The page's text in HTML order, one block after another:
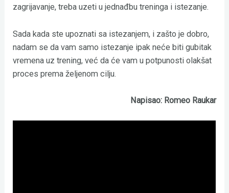
zagrijavanje, treba uzeti u jednađbu treninga i istezanje.
Sada kada ste upoznati sa istezanjem, i zašto je dobro,
nadam se da vam samo istezanje ipak neće biti gubitak
vremena uz trening, već da će vam u potpunosti olakšat
proces prema željenom cilju.
Napisao: Romeo Raukar